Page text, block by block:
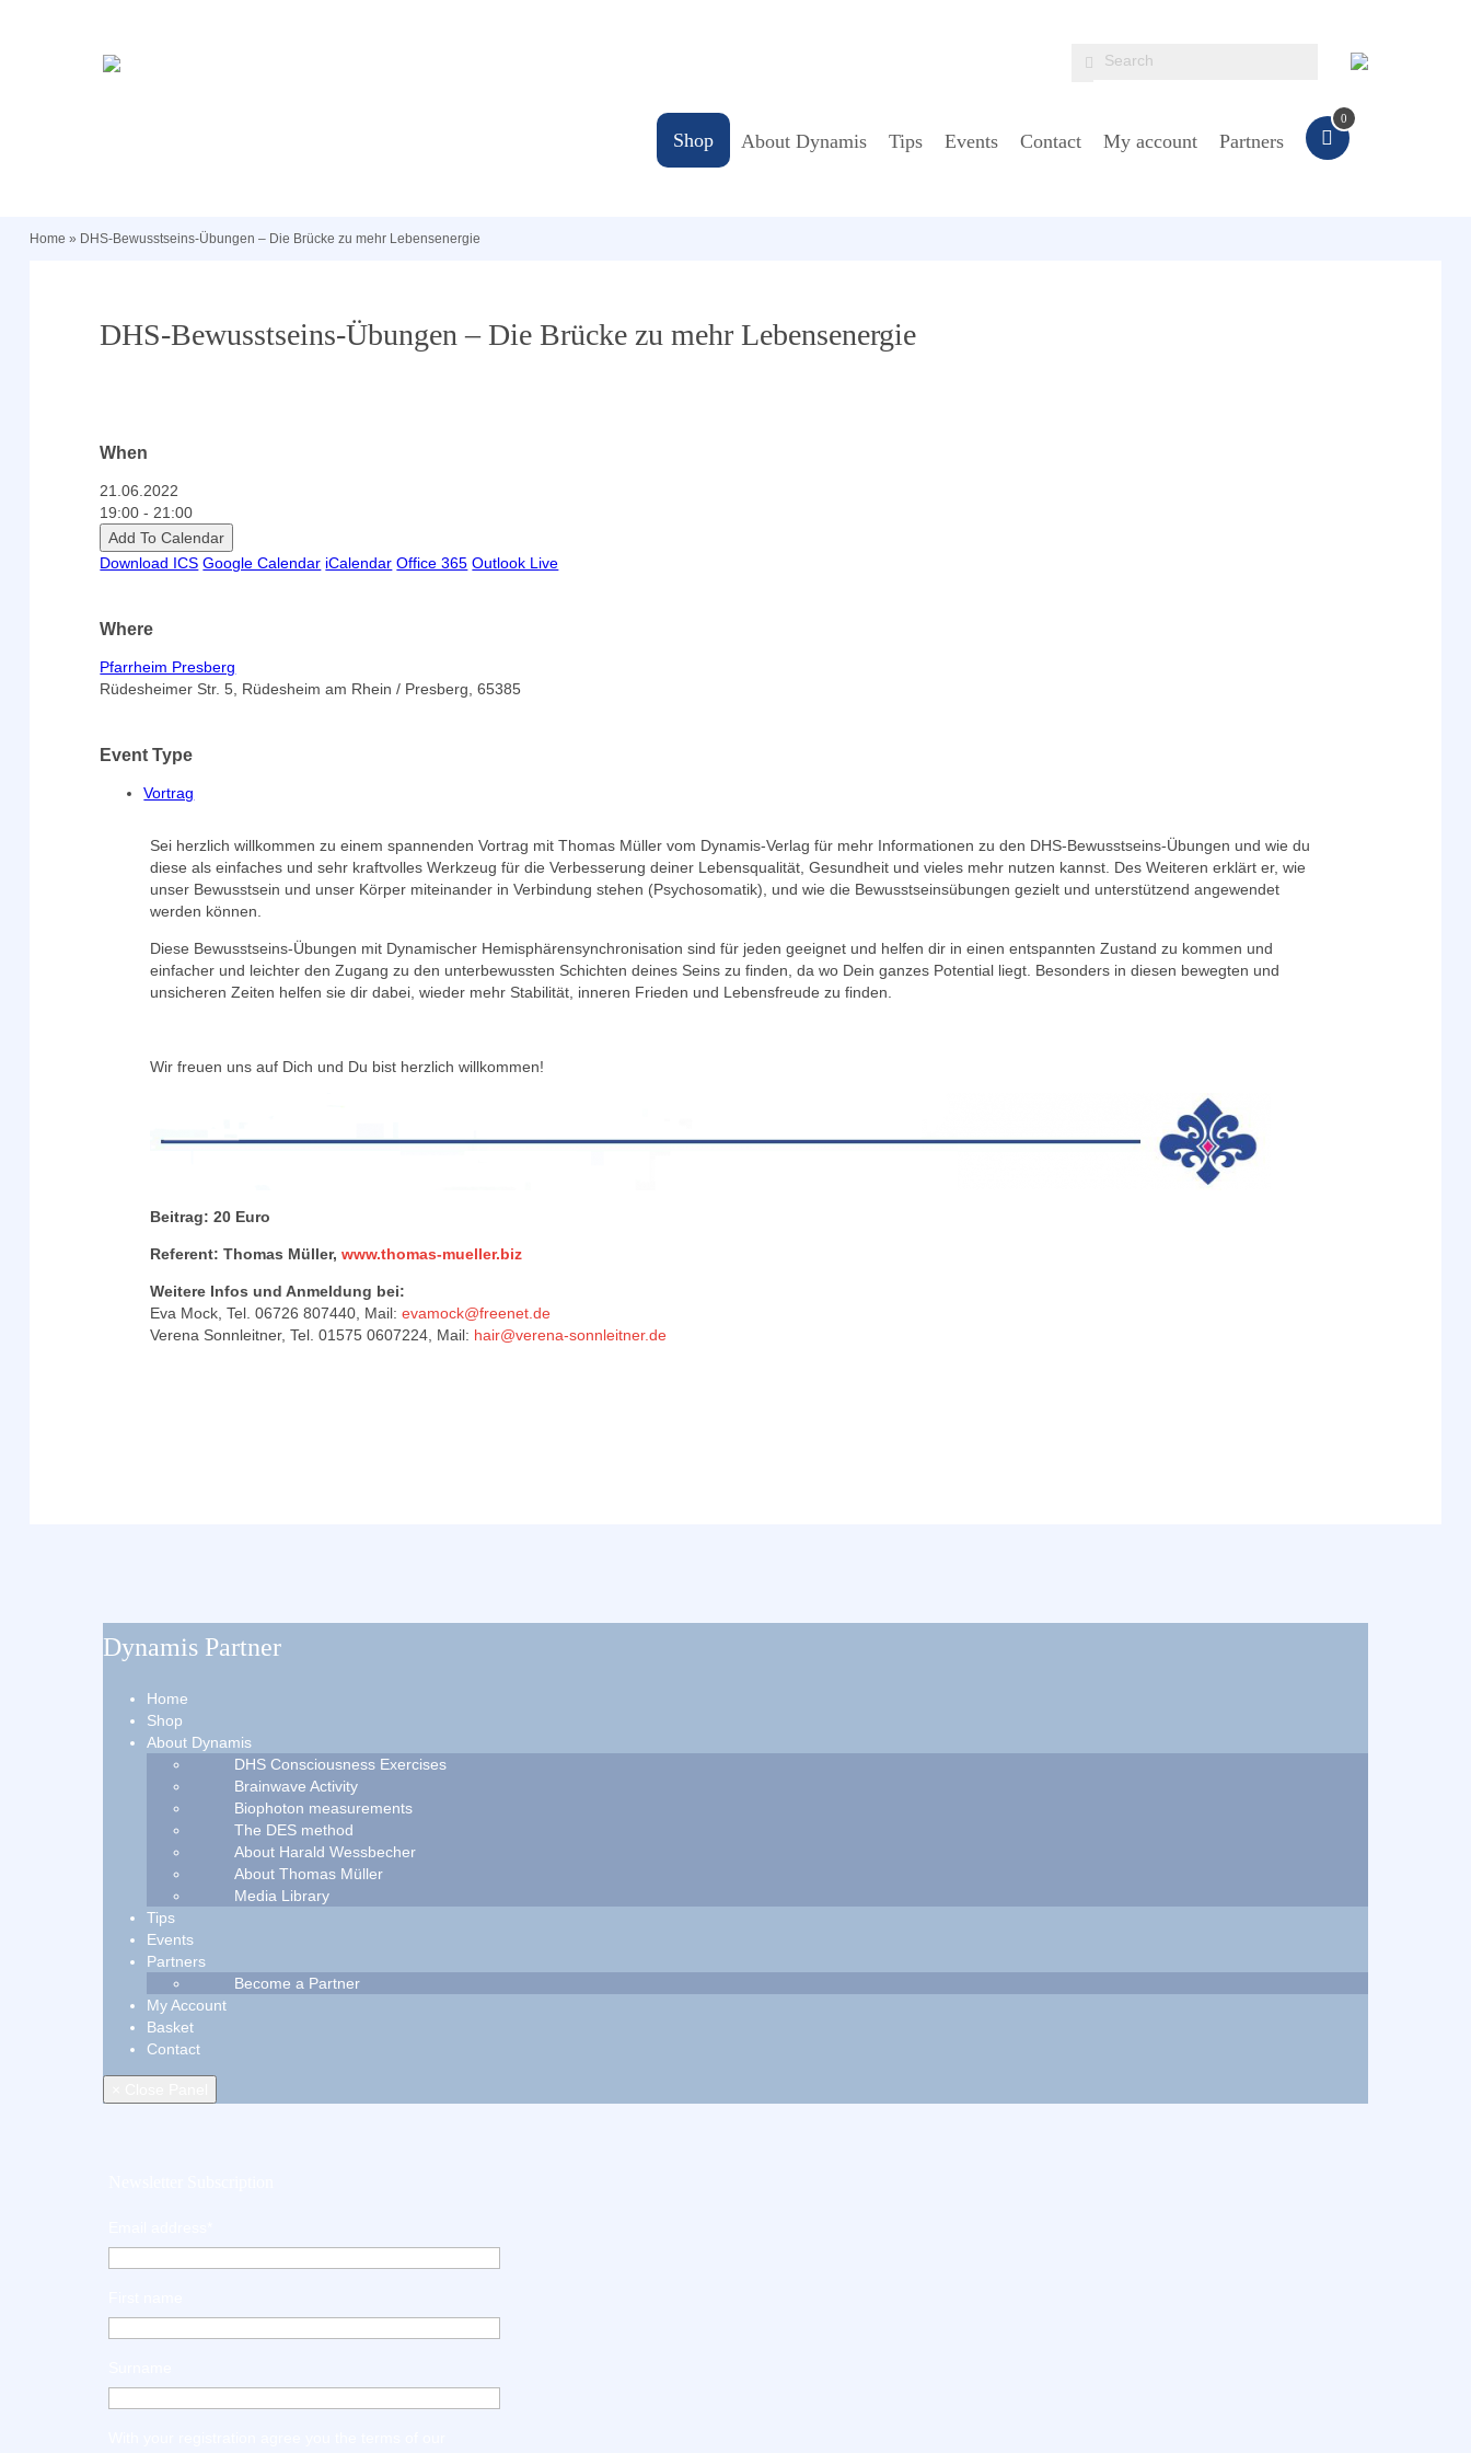
Shop About Dynamis Tips Events Contact My account Partners
0
Home » DHS-Bewusstseins-Übungen – Die Brücke zu mehr Lebensenergie
DHS-Bewusstseins-Übungen – Die Brücke zu mehr Lebensenergie
When
21.06.2022
19:00 - 21:00
Add To Calendar
Download ICS Google Calendar iCalendar Office 365 Outlook Live
Where
Pfarrheim Presberg
Rüdesheimer Str. 5, Rüdesheim am Rhein / Presberg, 65385
Event Type
Vortrag
Sei herzlich willkommen zu einem spannenden Vortrag mit Thomas Müller vom Dynamis-Verlag für mehr Informationen zu den DHS-Bewusstseins-Übungen und wie du
diese als einfaches und sehr kraftvolles Werkzeug für die Verbesserung deiner Lebensqualität, Gesundheit und vieles mehr nutzen kannst. Des Weiteren erklärt er, wie
unser Bewusstsein und unser Körper miteinander in Verbindung stehen (Psychosomatik), und wie die Bewusstseinsübungen gezielt und unterstützend angewendet
werden können.
Diese Bewusstseins-Übungen mit Dynamischer Hemisphärensynchronisation sind für jeden geeignet und helfen dir in einen entspannten Zustand zu kommen und
einfacher und leichter den Zugang zu den unterbewussten Schichten deines Seins zu finden, da wo Dein ganzes Potential liegt. Besonders in diesen bewegten und
unsicheren Zeiten helfen sie dir dabei, wieder mehr Stabilität, inneren Frieden und Lebensfreude zu finden.
Wir freuen uns auf Dich und Du bist herzlich willkommen!
Beitrag: 20 Euro
Referent: Thomas Müller, www.thomas-mueller.biz
Weitere Infos und Anmeldung bei:
Eva Mock, Tel. 06726 807440, Mail: evamock@freenet.de
Verena Sonnleitner, Tel. 01575 0607224, Mail: hair@verena-sonnleitner.de
Dynamis Partner
Home
Shop
About Dynamis
DHS Consciousness Exercises
Brainwave Activity
Biophoton measurements
The DES method
About Harald Wessbecher
About Thomas Müller
Media Library
Tips
Events
Partners
Become a Partner
My Account
Basket
Contact